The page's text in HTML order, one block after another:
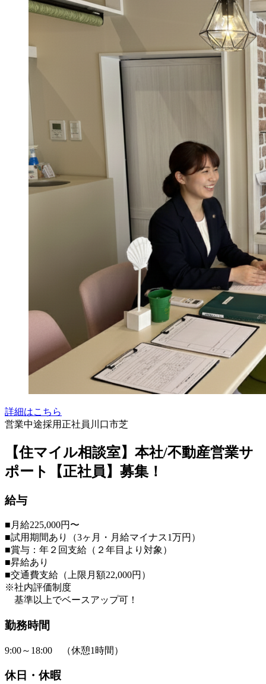
詳細はこちら
営業中途採用 正社員 川口市芝
【住マイル相談室】本社/不動産営業サ
ポート【正社員】募集！
給与
■月給225,000円〜
■試用期間あり（3ヶ月・月給マイナス1万円）
■賞与：年２回支給（２年目より対象）
■昇給あり
■交通費支給（上限月額22,000円）
※社内評価制度
基準以上でベースアップ可！
勤務時間
9:00～18:00 （休憩1時間）
休日・休暇